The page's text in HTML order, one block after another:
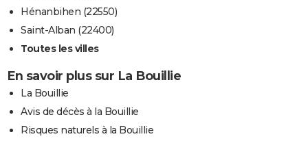
Hénanbihen (22550)
Saint-Alban (22400)
Toutes les villes
En savoir plus sur La Bouillie
La Bouillie
Avis de décès à la Bouillie
Risques naturels à la Bouillie